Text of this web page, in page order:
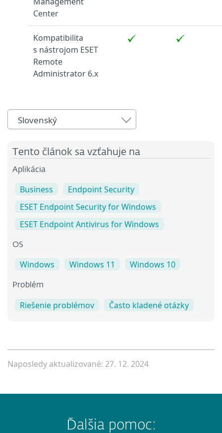
Center
Kompatibilita
s nástrojom ESET
Remote
Administrator 6.x
Slovenský
Tento článok sa vzťahuje na
Aplikácia
Business
Endpoint Security
ESET Endpoint Security for Windows
ESET Endpoint Antivirus for Windows
OS
Windows Windows 11 Windows 10
Problém
Riešenie problémov Často kladené otázky
Naposledy aktualizované: 27. 12. 2024
Ďalšia pomoc: